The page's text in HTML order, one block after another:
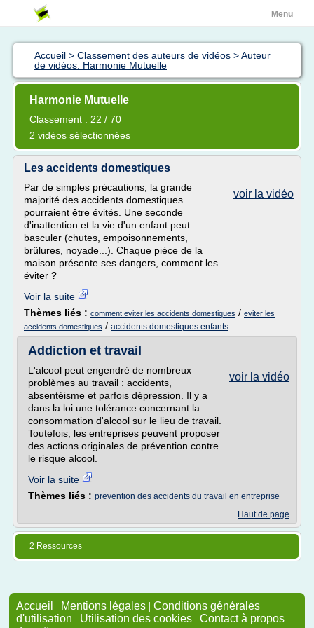
Menu
Accueil > Classement des auteurs de vidéos >Auteur
de vidéos: Harmonie Mutuelle
Harmonie Mutuelle
Classement : 22 / 70
2 vidéos sélectionnées
Les accidents domestiques
voir la vidéo
Par de simples précautions, la grande
majorité des accidents domestiques
pourraient être évités. Une seconde
d'inattention et la vie d'un enfant peut
basculer (chutes, empoisonnements,
brûlures, noyade...). Chaque pièce de la
maison présente ses dangers, comment les
éviter ?
Voir la suite
Thèmes liés : comment eviter les accidents domestiques / eviter les
accidents domestiques / accidents domestiques enfants
Addiction et travail
voir la vidéo
L'alcool peut engendré de nombreux
problèmes au travail : accidents,
absentéisme et parfois dépression. Il y a
dans la loi une tolérance concernant la
consommation d'alcool sur le lieu de travail.
Toutefois, les entreprises peuvent proposer
des actions originales de prévention contre
le risque alcool.
Voir la suite
Thèmes liés : prevention des accidents du travail en entreprise
Haut de page
2 Ressources
Accueil | Mentions légales | Conditions générales
d'utilisation | Utilisation des cookies | Contact à propos